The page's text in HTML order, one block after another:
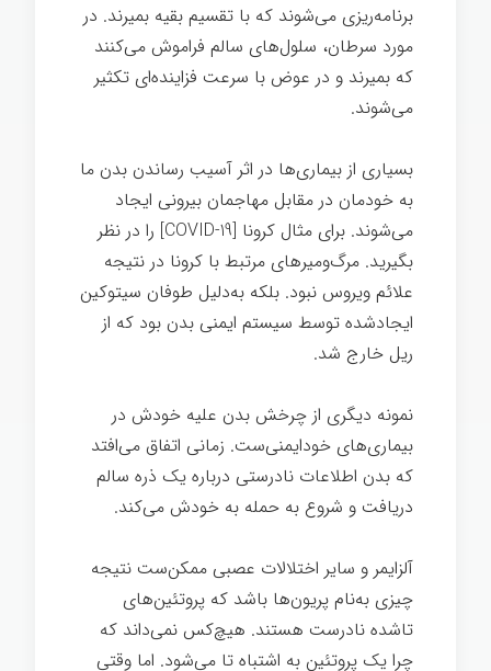
برنامه‌ریزی می‌شوند که با تقسیم بقیه بمیرند. در
مورد سرطان، سلول‌های سالم فراموش می‌کنند
که بمیرند و در عوض با سرعت فزاینده‌ای تکثیر
می‌شوند.
بسیاری از بیماری‌ها در اثر آسیب رساندن بدن ما
به خودمان در مقابل مهاجمان بیرونی ایجاد
می‌شوند. برای مثال کرونا [COVID-19] را در نظر
بگیرید. مرگ‌ومیرهای مرتبط با کرونا در نتیجه
علائم ویروس نبود. بلکه به‌دلیل طوفان سیتوکین
ایجادشده توسط سیستم ایمنی بدن بود که از
ریل خارج شد.
نمونه دیگری از چرخش بدن علیه خودش در
بیماری‌های خودایمنی‌ست. زمانی اتفاق می‌افتد
که بدن اطلاعات نادرستی درباره یک ذره سالم
دریافت و شروع به حمله به خودش می‌کند.
آلزایمر و سایر اختلالات عصبی ممکن‌ست نتیجه
چیزی به‌نام پریون‌ها باشد که پروتئین‌های
تاشده نادرست هستند. هیچ‌کس نمی‌داند که
چرا یک پروتئین به اشتباه تا می‌شود. اما وقتی